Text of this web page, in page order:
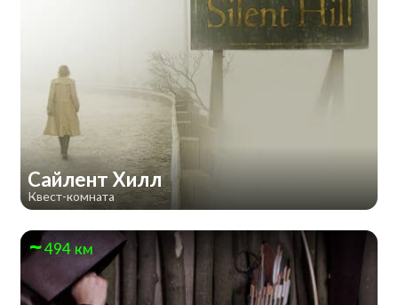
Сайлент Хилл
Квест-комната
494 км